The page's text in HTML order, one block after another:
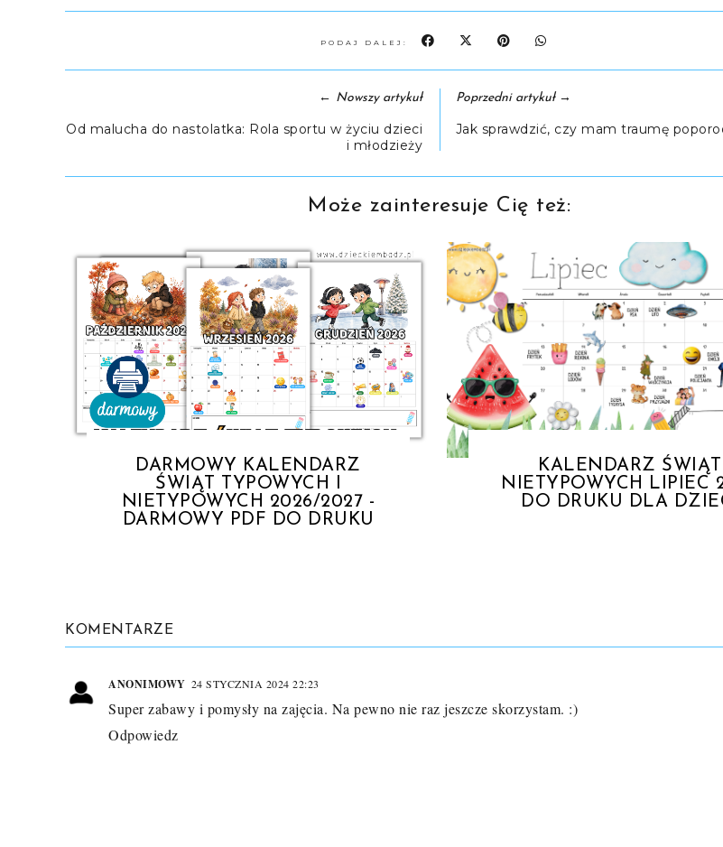
PODAJ DALEJ:
← Nowszy artykuł
Od malucha do nastolatka: Rola sportu w życiu dzieci
i młodzieży
Poprzedni artykuł→
Jak sprawdzić, czy mam traumę
Może zainteresuje Cię też:
DARMOWY KALENDARZ
ŚWIĄT TYPOWYCH I
NIETYPOWYCH 2026/2027 -
DARMOWY PDF DO DRUKU
KALENDARZ ŚWIĄT
NIETYPOWYCH LIPIEC
DO DRUKU DLA
KOMENTARZE
ANONIMOWY 24 STYCZNIA 2024 22:23
Super zabawy i pomysły na zajęcia. Na pewno nie raz jeszcze skorzystam. :)
Odpowiedz